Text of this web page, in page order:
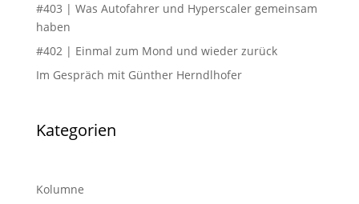
#403 | Was Autofahrer und Hyperscaler gemeinsam
haben
#402 | Einmal zum Mond und wieder zurück
Im Gespräch mit Günther Herndlhofer
Kategorien
Kolumne